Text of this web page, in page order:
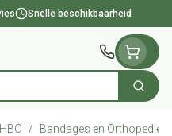
Snelle beschikbaarheid
Zoek
/ Bandages en Orthopedie